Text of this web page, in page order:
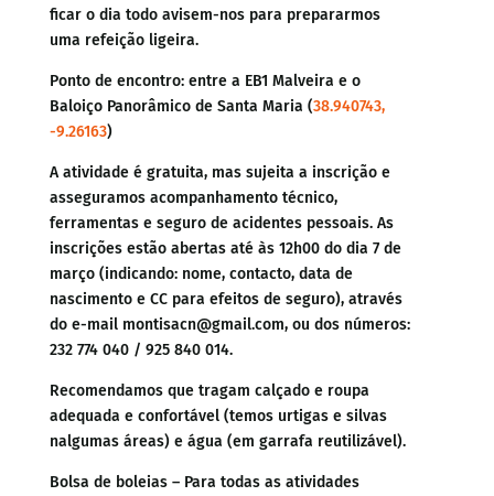
ficar o dia todo avisem-nos para prepararmos
uma refeição ligeira.
Ponto de encontro: entre a EB1 Malveira e o
Baloiço Panorâmico de Santa Maria (38.940743,
-9.26163)
A atividade é gratuita, mas sujeita a inscrição e
asseguramos acompanhamento técnico,
ferramentas e seguro de acidentes pessoais. As
inscrições estão abertas até às 12h00 do dia 7 de
março (indicando: nome, contacto, data de
nascimento e CC para efeitos de seguro), através
do e-mail montisacn@gmail.com, ou dos números:
232 774 040 / 925 840 014.
Recomendamos que tragam calçado e roupa
adequada e confortável (temos urtigas e silvas
nalgumas áreas) e água (em garrafa reutilizável).
Bolsa de boleias – Para todas as atividades